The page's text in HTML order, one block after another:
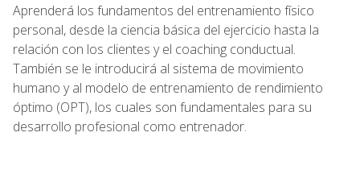
Aprenderá los fundamentos del entrenamiento físico
personal, desde la ciencia básica del ejercicio hasta la
relación con los clientes y el coaching conductual.
También se le introducirá al sistema de movimiento
humano y al modelo de entrenamiento de rendimiento
óptimo (OPT), los cuales son fundamentales para su
desarrollo profesional como entrenador.